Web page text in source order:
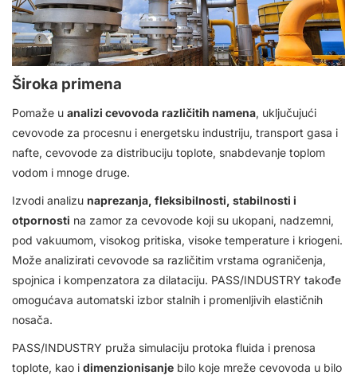
Široka primena
Pomaže u analizi cevovoda različitih namena, uključujući
cevovode za procesnu i energetsku industriju, transport gasa i
nafte, cevovode za distribuciju toplote, snabdevanje toplom
vodom i mnoge druge.
Izvodi analizu naprezanja, fleksibilnosti, stabilnosti i
otpornosti na zamor za cevovode koji su ukopani, nadzemni,
pod vakuumom, visokog pritiska, visoke temperature i kriogeni.
Može analizirati cevovode sa različitim vrstama ograničenja,
spojnica i kompenzatora za dilataciju. PASS/INDUSTRY takođe
omogućava automatski izbor stalnih i promenljivih elastičnih
nosača.
PASS/INDUSTRY pruža simulaciju protoka fluida i prenosa
toplote, kao i dimenzionisanje bilo koje mreže cevovoda u bilo